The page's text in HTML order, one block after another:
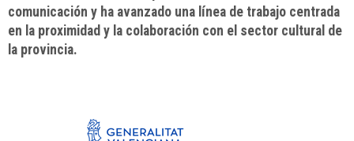
comunicación y ha avanzado una línea de trabajo centrada
en la proximidad y la colaboración con el sector cultural de
la provincia.